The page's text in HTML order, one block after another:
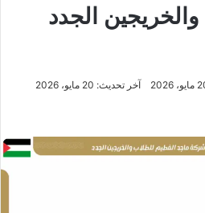
الجدد
2026 آخر تحديث: 20 مايو، 2026